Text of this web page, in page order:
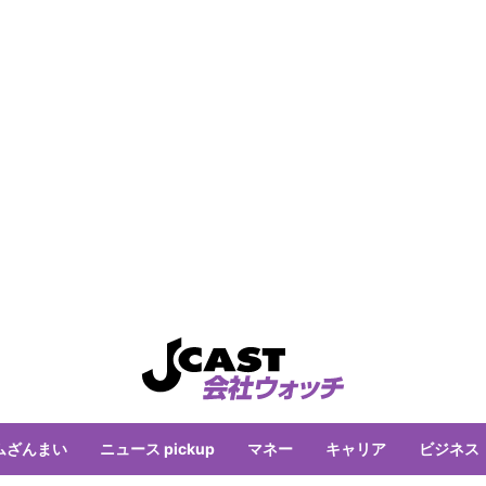
ざんまい ニュース pickup マネー キャリア ビジネス